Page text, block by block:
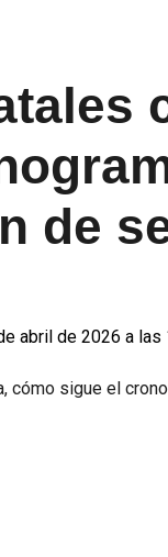
de
abril de 2026 a las